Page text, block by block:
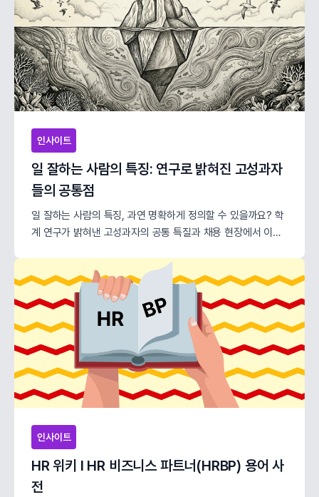
인사이트
일 잘하는 사람의 특징: 연구로 밝혀진 고성과자
들의 공통점
일 잘하는 사람의 특징, 과연 명확하게 정의할 수 있을까요? 학
계 연구가 밝혀낸 고성과자의 공통 특질과 채용 현장에서 이를
인사이트
HR 위키 l HR 비즈니스 파트너(HRBP) 용어 사
전